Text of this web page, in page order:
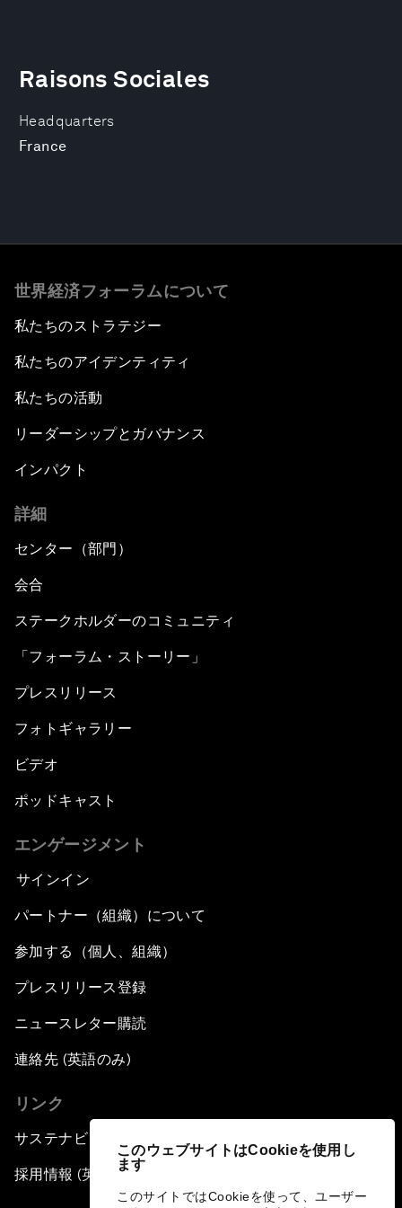
このウェブサイトはCookieを使用し
ます
このサイトではCookieを使って、ユーザー
Headquarters
France
Raisons Sociales
世界経済フォーラムについて
私たちのストラテジー
私たちのアイデンティティ
私たちの活動
リーダーシップとガバナンス
インパクト
詳細
センター（部門）
会合
ステークホルダーのコミュニティ
「フォーラム・ストーリー」
プレスリリース
フォトギャラリー
ビデオ
ポッドキャスト
エンゲージメント
サインイン
パートナー（組織）について
参加する（個人、組織）
プレスリリース登録
ニュースレター購読
連絡先 (英語のみ)
リンク
サステナビリティへの取り組み
採用情報 (英語のみ)